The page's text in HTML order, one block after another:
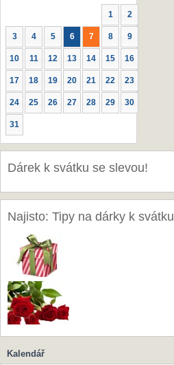
1 2
3 4 5 6 7 8 9
10 11 12 13 14 15 16
17 18 19 20 21 22 23
24 25 26 27 28 29 30
31
Dárek k svátku se slevou!
Najisto: Tipy na dárky k svátku
Kalendář